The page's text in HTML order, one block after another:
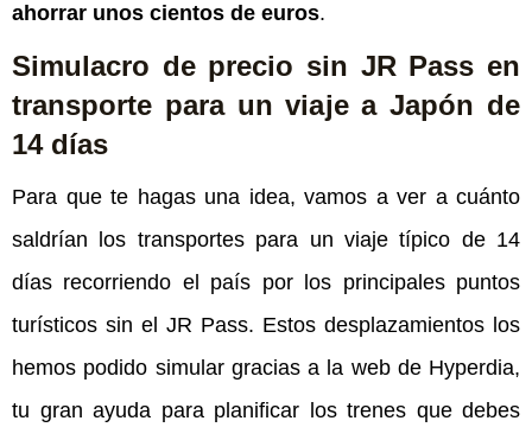
ahorrar unos cientos de euros.
Simulacro de precio sin JR Pass en
transporte para un viaje a Japón de
14 días
Para que te hagas una idea, vamos a ver a cuánto
saldrían los transportes para un viaje típico de 14
días recorriendo el país por los principales puntos
turísticos sin el JR Pass. Estos desplazamientos los
hemos podido simular gracias a la web de Hyperdia,
tu gran ayuda para planificar los trenes que debes